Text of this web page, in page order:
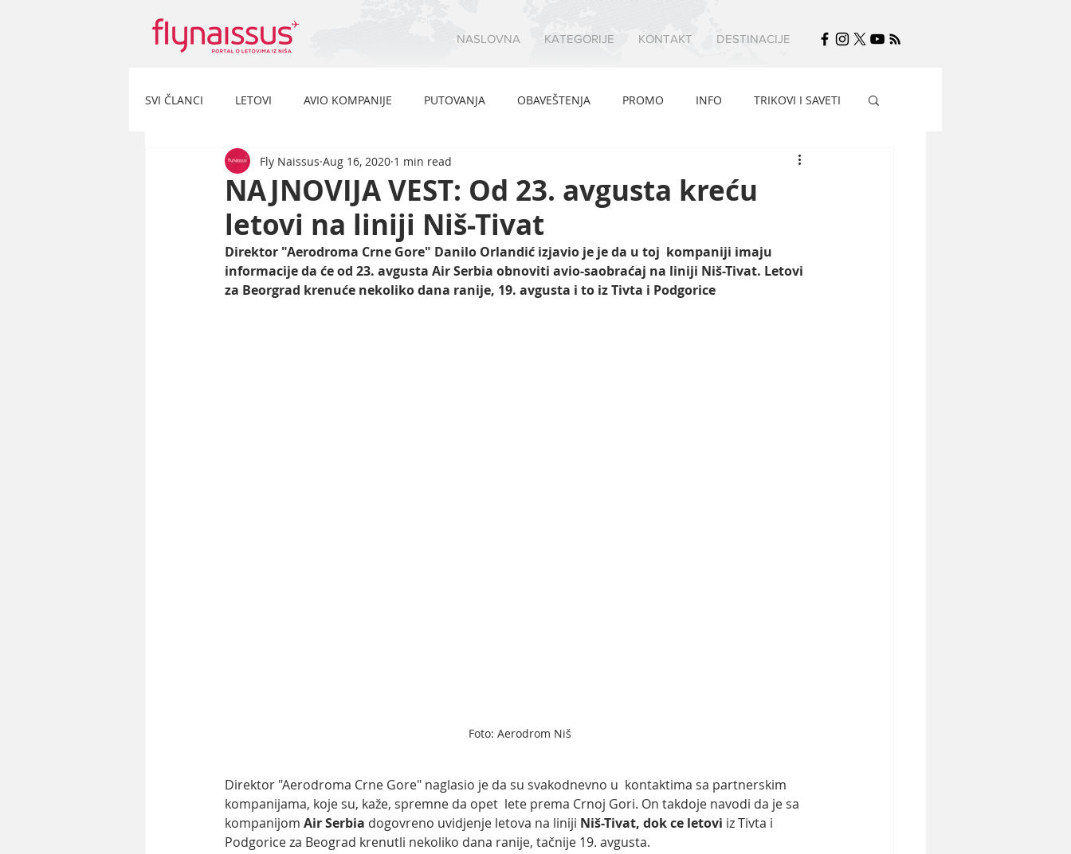
NASLOVNA KATEGORIJE KONTAKT DESTINACIJE
SVI ČLANCI LETOVI AVIO KOMPANIJE PUTOVANJA OBAVEŠTENJA PROMO INFO TRIKOVI I SAVETI
NAJNOVIJA VEST: Od 23. avgusta kreću
letovi na liniji Niš-Tivat
Fly Naissus Aug 16, 2020 1 min read
Direktor "Aerodroma Crne Gore" Danilo Orlandić izjavio je je da u toj  kompaniji imaju
informacije da će od 23. avgusta Air Serbia obnoviti avio-saobraćaj na liniji Niš-Tivat. Letovi
za Beorgrad krenuće nekoliko dana ranije, 19. avgusta i to iz Tivta i Podgorice
Foto: Aerodrom Niš
Direktor "Aerodroma Crne Gore" naglasio je da su svakodnevno u  kontaktima sa partnerskim
kompanijama, koje su, kaže, spremne da opet  lete prema Crnoj Gori. On takdoje navodi da je sa
kompanijom Air Serbia dogovreno uvidjenje letova na liniji Niš-Tivat, dok ce letovi iz Tivta i
Podgorice za Beograd krenutli nekoliko dana ranije, tačnije 19. avgusta.